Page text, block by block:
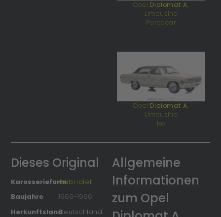
Opel Diplomat A,
Limousine
Paradcar
Opel Diplomat A,
Limousine
Ixo
Dieses Original
KarosserieformCabriolet
Baujahre
1966–1966
HerkunftslandDeutschland
Allgemeine
Informationen
zum Opel